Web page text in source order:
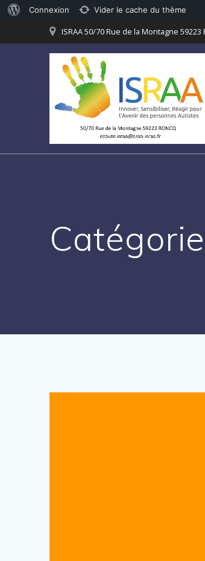
Connexion Vider le cache du thème
au
ISRAA 50/70 Rue de la Montagne 59223